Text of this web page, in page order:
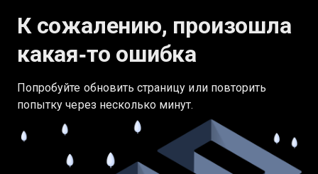
К сожалению, произошла
какая‑то ошибка
Попробуйте обновить страницу или повторить
попытку через несколько минут.